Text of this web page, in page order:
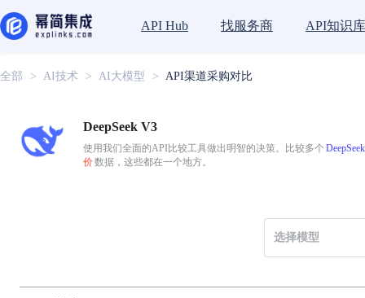
API Hub 找服务商 API知识库
全部 > AI技术 > AI大模型 > API渠道采购对比
DeepSeek V3
使用我们全面的API比较工具做出明智的决策。比较多个
价数据，这些都在一个地方。
选择模型